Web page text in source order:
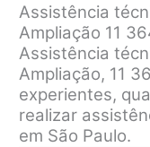
Assistência
Ampliação 11
Assistência
Ampliação, 11
experientes,
realizar
em São Paulo.